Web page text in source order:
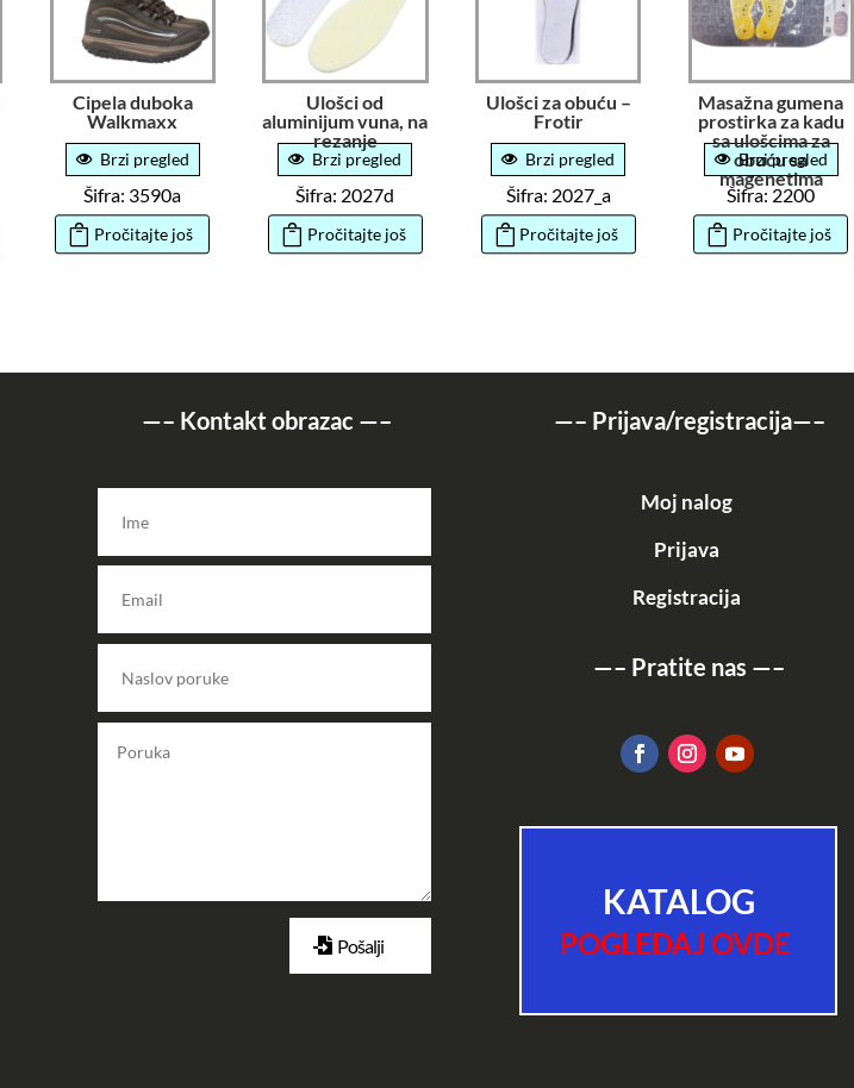
Cipela duboka
Walkmaxx
Brzi pregled
Šifra: 3590a
Pročitajte još
Ulošci od
aluminijum vuna, na
rezanje
Brzi pregled
Šifra: 2027d
Pročitajte još
Ulošci za obuću –
Frotir
Brzi pregled
Šifra: 2027_a
Pročitajte još
Masažna gumena
prostirka za kadu
sa ulošcima za
obuću sa
magenetima
Brzi pregled
Šifra: 2200
Pročitajte još
—– Kontakt obrazac —–
Pošalji
—– Prijava/registracija—–
Moj nalog
Prijava
Registracija
—– Pratite nas —–
KATALOG
POGLEDAJ OVDE